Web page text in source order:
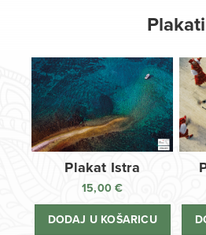
Plakati
Plakat Istra
15,00€
DODAJ U KOŠARICU